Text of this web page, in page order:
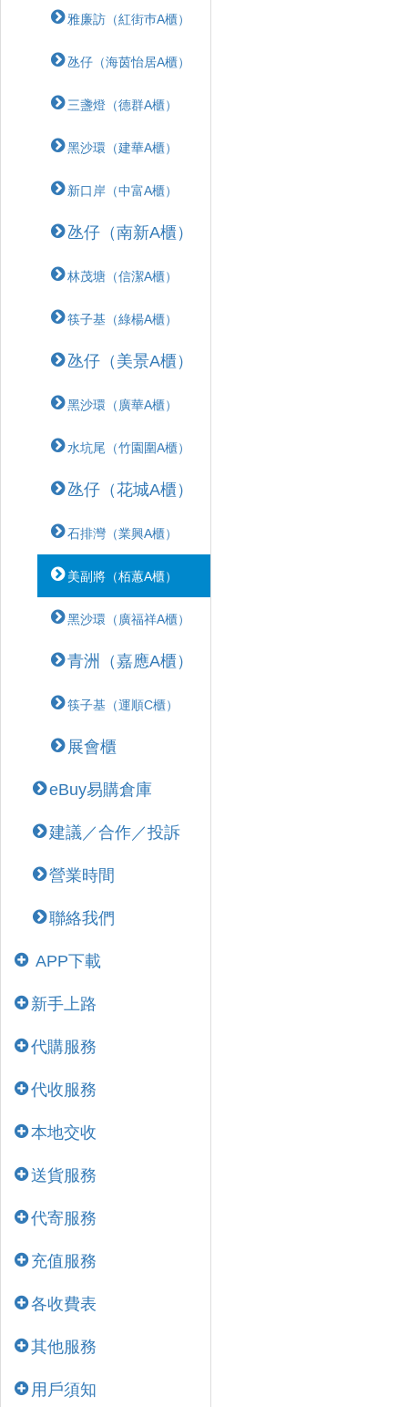
雅廉訪（紅街巿A櫃）
氹仔（海茵怡居A櫃）
三盞燈（德群A櫃）
黑沙環（建華A櫃）
新口岸（中富A櫃）
氹仔（南新A櫃）
林茂塘（信潔A櫃）
筷子基（綠楊A櫃）
氹仔（美景A櫃）
黑沙環（廣華A櫃）
水坑尾（竹園圍A櫃）
氹仔（花城A櫃）
石排灣（業興A櫃）
美副將（栢蕙A櫃）
黑沙環（廣福祥A櫃）
青洲（嘉應A櫃）
筷子基（運順C櫃）
展會櫃
eBuy易購倉庫
建議／合作／投訴
營業時間
聯絡我們
APP下載
新手上路
代購服務
代收服務
本地交收
送貨服務
代寄服務
充值服務
各收費表
其他服務
用戶須知